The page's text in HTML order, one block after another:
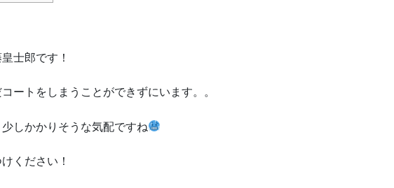
士郎です！
ートをしまうことができずにいます。。
しかかりそうな気配ですね
ください！